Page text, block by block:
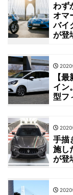
わず
オマ
バイ
が登
2020
【
イン
型フ
2020
手描
施し
が登
2020